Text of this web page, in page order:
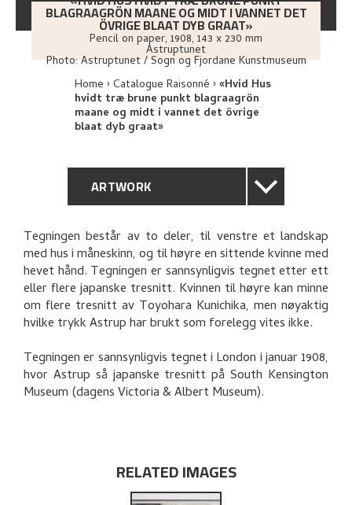
BLAGRAAGRÖN MAANE OG MIDT I VANNET DET
ÖVRIGE BLAAT DYB GRAAT»
Pencil on paper, 1908, 143 x 230 mm
Astruptunet
Photo:Astruptunet / Sogn og Fjordane Kunstmuseum
Home Catalogue Raisonné «Hvid Hus
hvidt træ brune punkt blagraagrön
maane og midt i vannet det övrige
blaat dyb graat»
ARTWORK
GENERAL DESCRIPTION
TECHNICAL DESCRIPTION
PROVENANCE
EXPLORE
Tegningen består av to deler, til venstre et landskap
med hus i måneskinn, og til høyre en sittende kvinne med
hevet hånd. Tegningen er sannsynligvis tegnet etter ett
eller flere japanske tresnitt. Kvinnen til høyre kan minne
om flere tresnitt av Toyohara Kunichika, men nøyaktig
hvilke trykk Astrup har brukt som forelegg vites ikke.
Tegningen er sannsynligvis tegnet i London i januar 1908,
hvor Astrup så japanske tresnitt på South Kensington
Museum (dagens Victoria & Albert Museum).
RELATED IMAGES